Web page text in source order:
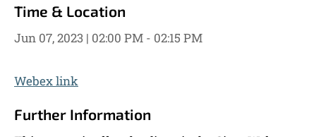
Time & Location
Jun 07, 2023 | 02:00 PM - 02:15 PM
Webex link
Further Information